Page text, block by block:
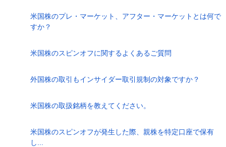
米国株のプレ・マーケット、アフター・マーケットとは何で
すか？
米国株のスピンオフに関するよくあるご質問
外国株の取引もインサイダー取引規制の対象ですか？
米国株の取扱銘柄を教えてください。
米国株のスピンオフが発生した際、親株を特定口座で保有
し...